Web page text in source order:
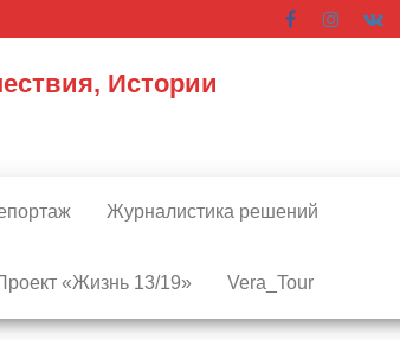
Истории
Журналистика решений
«Жизнь 13/19» Vera_Tour